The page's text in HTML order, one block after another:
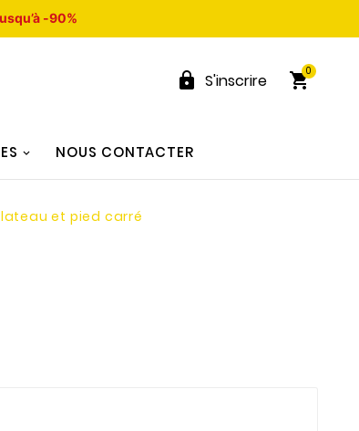
-90%
 S'inscrire 
0
NOUS CONTACTER
et pied carré